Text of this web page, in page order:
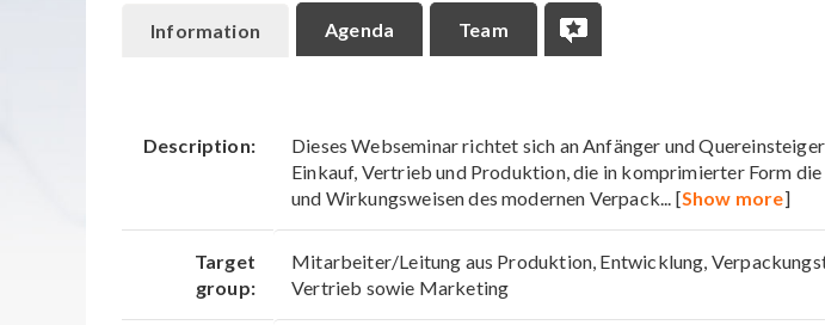
Information Agenda Team
Description:
Dieses Webseminar richtet sich an Anfänger und
Einkauf, Vertrieb und Produktion, die in komprimierter Form
und Wirkungsweisen des modernen Verpack... [Show more]
Target
group:
Mitarbeiter/Leitung aus Produktion, Entwicklung,
Vertrieb sowie Marketing